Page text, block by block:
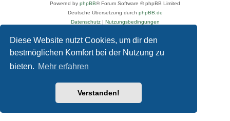
Diese Website nutzt Cookies, um dir den
bestmöglichen Komfort bei der Nutzung zu
bieten. Mehr erfahren
Verstanden!
Powered by phpBB® Forum Software © phpBB Limited
Deutsche Übersetzung durch phpBB.de
Datenschutz| Nutzungsbedingungen